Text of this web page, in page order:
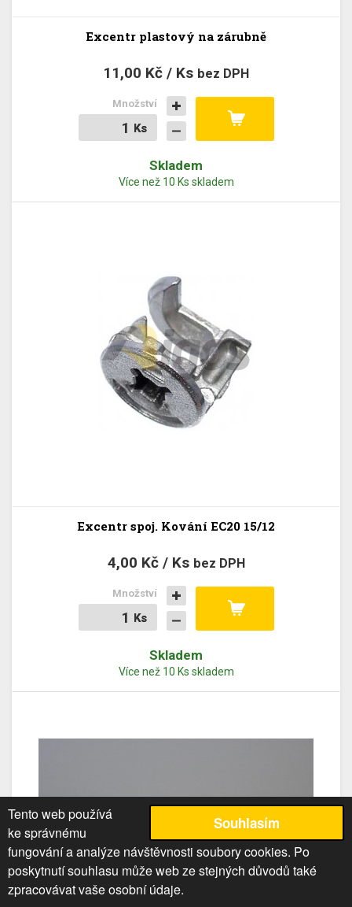
Souhlasím
Tento web používá
ke správnému
fungování a analýze návštěvnosti soubory cookies. Po
poskytnutí souhlasu může web ze stejných důvodů také
zpracovávat vaše osobní údaje.
Excentr plastový na zárubně
11,00 Kč / Ks bez DPH
Ks
Ks
Množství
Skladem
Více než 10 Ks skladem
Excentr spoj. Kování EC20 15/12
4,00 Kč / Ks bez DPH
Ks
Ks
Množství
Skladem
Více než 10 Ks skladem